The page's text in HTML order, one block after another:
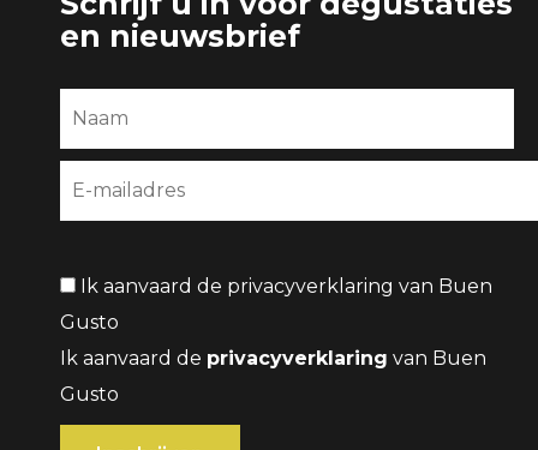
en nieuwsbrief
Ik aanvaard de privacyverklaring van Buen
Gusto
Ik aanvaard de privacyverklaring van Buen
Gusto